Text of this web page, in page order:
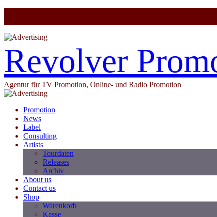
Revolver
Agentur für TV Promotion, Online- und Radio Promotion
Promotion
News
Label
Consulting
Artists
Tourdaten
Releases
Archiv
About us
Contact us
Shop
Warenkorb
Kasse